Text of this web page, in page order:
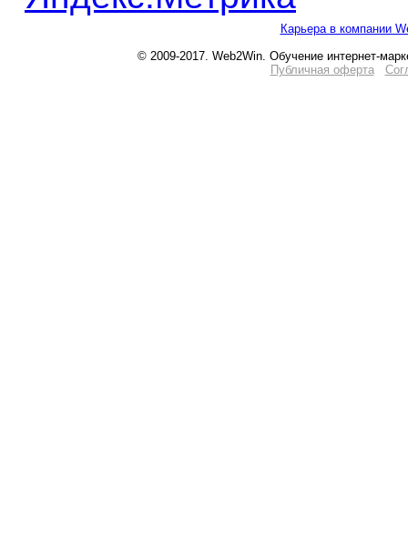
Карьера в компании
© 2009-2017. Web2Win. Обучение интернет-
Публичная оферта